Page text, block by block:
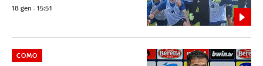
18 gen - 15:51
COMO